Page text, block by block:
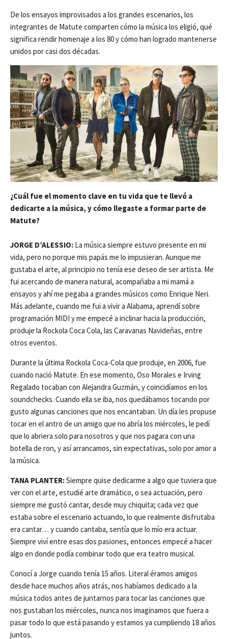
De los ensayos improvisados a los grandes escenarios, los
integrantes de Matute comparten cómo la música los eligió, qué
significa rendir homenaje a los 80 y cómo han logrado mantenerse
unidos por casi dos décadas.
¿Cuál fue el momento clave en tu vida que te llevó a
dedicarte a la música, y cómo llegaste a formar parte de
Matute?
JORGE D’ALESSIO: La música siempre estuvo presente en mi
vida, pero no porque mis papás me lo impusieran. Aunque me
gustaba el arte, al principio no tenía ese deseo de ser artista. Me
fui acercando de manera natural, acompañaba a mi mamá a
ensayos y ahí me pegaba a grandes músicos como Enrique Neri.
Más adelante, cuando me fui a vivir a Alabama, aprendí sobre
programación MIDI y me empecé a inclinar hacia la producción,
produje la Rockola Coca Cola, las Caravanas Navideñas, entre
otros eventos.
Durante la última Rockola Coca-Cola que produje, en 2006, fue
cuando nació Matute. En ese momento, Oso Morales e Irving
Regalado tocaban con Alejandra Guzmán, y coincidíamos en los
soundchecks. Cuando ella se iba, nos quedábamos tocando por
gusto algunas canciones que nos encantaban. Un día les propuse
tocar en el antro de un amigo que no abría los miércoles, le pedí
que lo abriera solo para nosotros y que nos pagara con una
botella de ron, y así arrancamos, sin expectativas, solo por amor a
la música.
TANA PLANTER:Siempre quise dedicarme a algo que tuviera que
ver con el arte, estudié arte dramático, o sea actuación, pero
siempre me gustó cantar, desde muy chiquita; cada vez que
estaba sobre el escenario actuando, lo que realmente disfrutaba
era cantar… y cuando cantaba, sentía que lo mío era actuar.
Siempre viví entre esas dos pasiones, entonces empecé a hacer
algo en donde podía combinar todo que era teatro musical.
Conocí a Jorge cuando tenía 15 años. Literal éramos amigos
desde hace muchos años atrás, nos habíamos dedicado a la
música todos antes de juntarnos para tocar las canciones que
nos gustaban los miércoles, nunca nos imaginamos que fuera a
pasar todo lo que está pasando y estamos ya cumpliendo 18 años
juntos.